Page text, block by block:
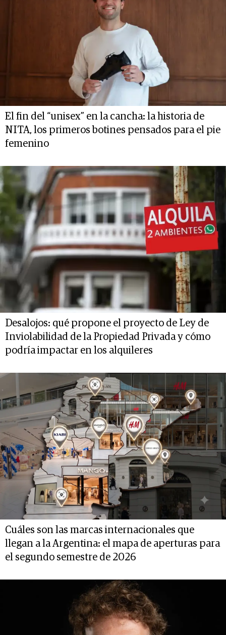
El fin del “unisex” en la cancha: la historia de
NITA, los primeros botines pensados para el pie
femenino
Desalojos: qué propone el proyecto de Ley de
Inviolabilidad de la Propiedad Privada y cómo
podría impactar en los alquileres
Cuáles son las marcas internacionales que
llegan a la Argentina: el mapa de aperturas para
el segundo semestre de 2026